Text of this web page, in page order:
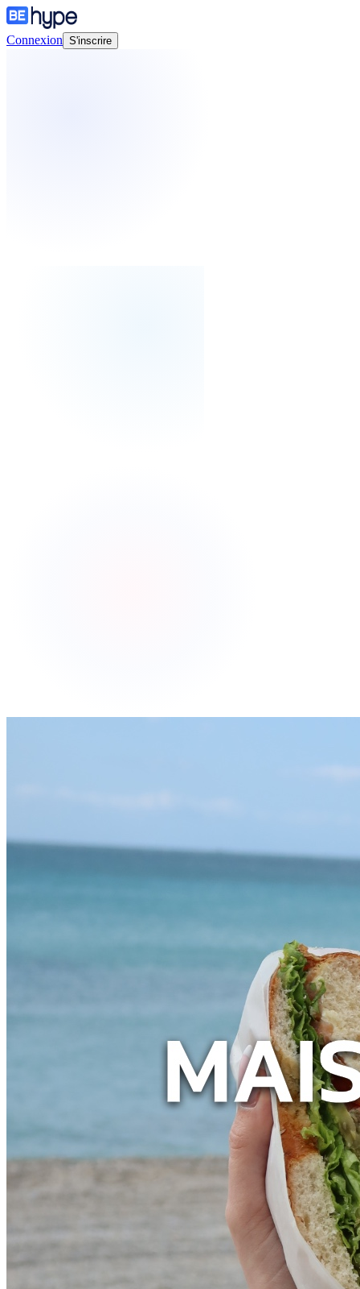
Connexion S'inscrire